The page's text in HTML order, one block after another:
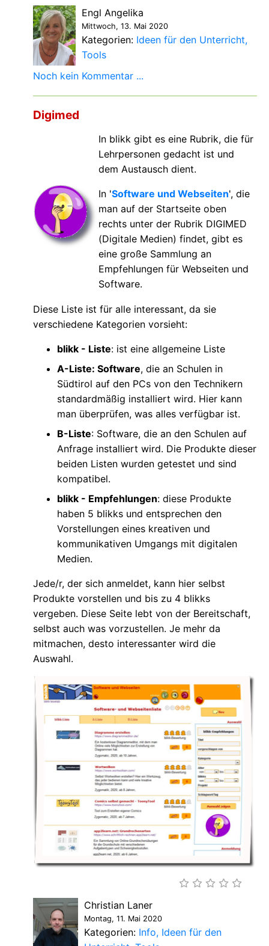
Engl Angelika
Mittwoch, 13. Mai 2020
Kategorien: Ideen für den Unterricht
Tools
Noch kein Kommentar ...
Digimed
In blikk gibt es eine Rubrik, die für
Lehrpersonen gedacht ist und
dem Austausch dient.
In 'Software und Webseiten', die
man auf der Startseite oben
rechts unter der Rubrik DIGIMED
(Digitale Medien) findet, gibt es
eine große Sammlung an
Empfehlungen für Webseiten und
Software.
Diese Liste ist für alle interessant, da sie
verschiedene Kategorien vorsieht:
blikk - Liste: ist eine allgemeine Liste
A-Liste: Software, die an Schulen in
Südtirol auf den PCs von den Technikern
standardmäßig installiert wird. Hier kann
man überprüfen, was alles verfügbar ist.
B-Liste: Software, die an den Schulen auf
Anfrage installiert wird. Die Produkte dieser
beiden Listen wurden getestet und sind
kompatibel.
blikk - Empfehlungen: diese Produkte
haben 5 blikks und entsprechen den
Vorstellungen eines kreativen und
kommunikativen Umgangs mit digitalen
Medien.
Jede/r, der sich anmeldet, kann hier selbst
Produkte vorstellen und bis zu 4 blikks
vergeben. Diese Seite lebt von der Bereitschaft,
selbst auch was vorzustellen. Je mehr da
mitmachen, desto interessanter wird die
Auswahl.
Christian Laner
Montag, 11. Mai 2020
Kategorien: Info Ideen für den